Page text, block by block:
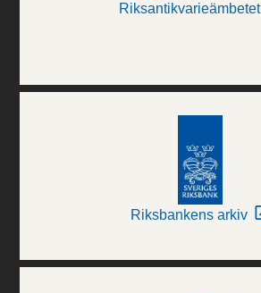
Riksantikvarieämbetet
Riksbankens arkiv